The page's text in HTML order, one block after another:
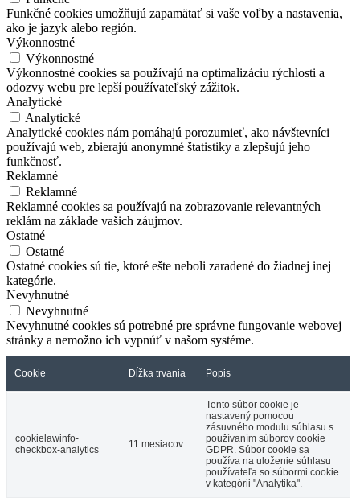
Funkčné cookies umožňujú zapamätať si vaše voľby a nastavenia,
ako je jazyk alebo región.
Výkonnostné
Výkonnostné
Výkonnostné cookies sa používajú na optimalizáciu rýchlosti a
odozvy webu pre lepší používateľský zážitok.
Analytické
Analytické
Analytické cookies nám pomáhajú porozumieť, ako návštevníci
používajú web, zbierajú anonymné štatistiky a zlepšujú jeho
funkčnosť.
Reklamné
Reklamné
Reklamné cookies sa používajú na zobrazovanie relevantných
reklám na základe vašich záujmov.
Ostatné
Ostatné
Ostatné cookies sú tie, ktoré ešte neboli zaradené do žiadnej inej
kategórie.
Nevyhnutné
Nevyhnutné
Nevyhnutné cookies sú potrebné pre správne fungovanie webovej
stránky a nemožno ich vypnúť v našom systéme.
Cookie Dĺžka trvania Popis
cookielawinfo-
checkbox-analytics
11 mesiacov
Tento súbor cookie je
nastavený pomocou
zásuvného modulu súhlasu s
používaním súborov cookie
GDPR. Súbor cookie sa
používa na uloženie súhlasu
používateľa so súbormi cookie
v kategórii "Analytika".